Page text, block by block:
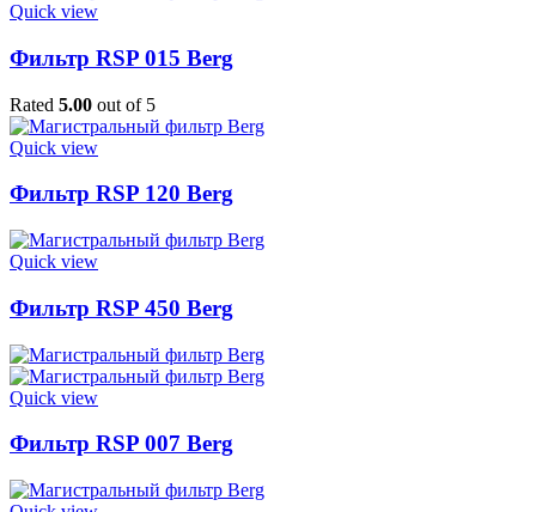
Quick view
Фильтр RSP 015 Berg
Rated 5.00 out of 5
Quick view
Фильтр RSP 120 Berg
Quick view
Фильтр RSP 450 Berg
Quick view
Фильтр RSP 007 Berg